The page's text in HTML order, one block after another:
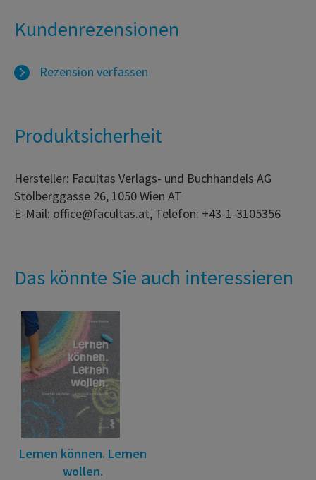
Kundenrezensionen
Rezension verfassen
Produktsicherheit
Hersteller: Facultas Verlags- und Buchhandels AG
Stolberggasse 26, 1050 Wien AT
E-Mail: office@facultas.at, Telefon: +43-1-3105356
Das könnte Sie auch interessieren
Lernen können. Lernen
wollen.